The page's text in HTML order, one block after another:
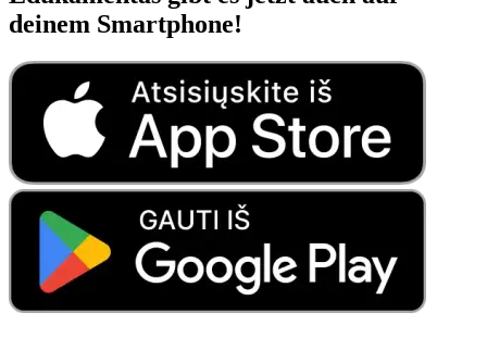
deinem Smartphone!